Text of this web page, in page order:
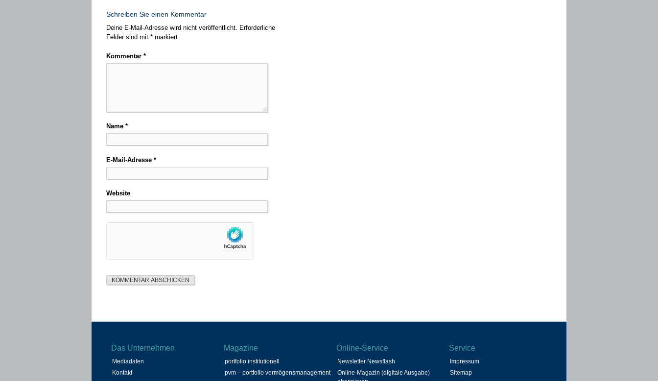
Schreiben Sie einen Kommentar
Deine E-Mail-Adresse wird nicht veröffentlicht. Erforderliche
Felder sind mit * markiert
Kommentar *
Name *
E-Mail-Adresse *
Website
Das Unternehmen
Mediadaten
Kontakt
Magazine
portfolio institutionell
pvm – portfolio vermögensmanagement
Online-Service
Newsletter Newsflash
Online-Magazin (digitale Ausgabe)
Service
Impressum
Sitemap